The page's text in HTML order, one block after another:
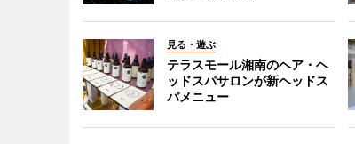
見る・遊ぶ
テラスモール湘南のヘア・ヘ
ッドスパサロンが新ヘッドス
パメニュー